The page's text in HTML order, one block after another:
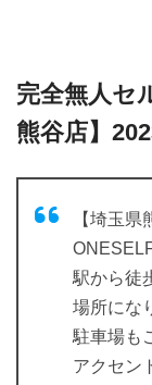
完全無人セ
熊谷店】
【埼玉
駅から徒
場所にな
駐車場も
アクセン